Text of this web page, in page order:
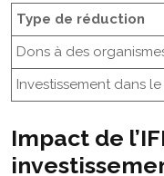
Type de réduction
Dons à des
Investissement dans
Impact de